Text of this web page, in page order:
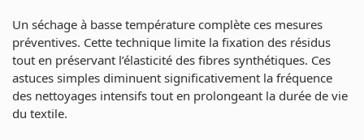
Un séchage à basse température complète ces mesures
préventives. Cette technique limite la fixation des résidus
tout en préservant l’élasticité des fibres synthétiques. Ces
astuces simples diminuent significativement la fréquence
des nettoyages intensifs tout en prolongeant la durée de vie
du textile.